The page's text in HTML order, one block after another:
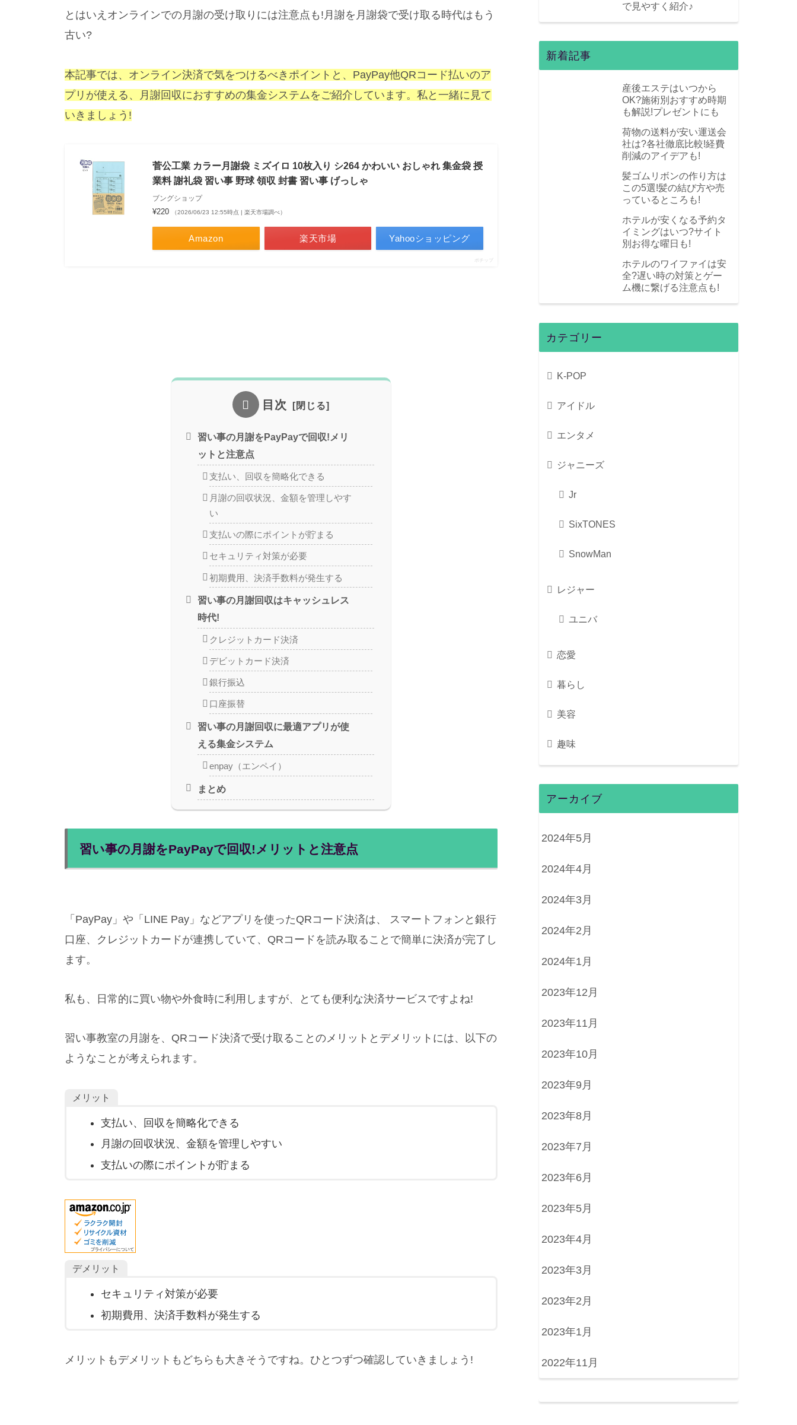
とはいえオンラインでの月謝の受け取りには注意点も!月謝を月謝袋で受け取る時代はもう
古い?
本記事では、オンライン決済で気をつけるべきポイントと、PayPay他QRコード払いのア
プリが使える、月謝回収におすすめの集金システムをご紹介しています。 私と一緒に見て
いきましょう!
菅公工業 カラー月謝袋 ミズイロ 10枚入り シ264 かわいい おしゃれ 集金袋 授
業料 謝礼袋 習い事 野球 領収 封書 習い事 げっしゃ
ブングショップ
¥220 （2026/06/23 12:55時点 | 楽天市場調べ）
Amazon 楽天市場 Yahooショッピング
ポチップ
目次
習い事の月謝をPayPayで回収!メリ
ットと注意点
支払い、回収を簡略化できる
月謝の回収状況、金額を管理しやす
い
支払いの際にポイントが貯まる
セキュリティ対策が必要
初期費用、決済手数料が発生する
習い事の月謝回収はキャッシュレス
時代!
クレジットカード決済
デビットカード決済
銀行振込
口座振替
習い事の月謝回収に最適アプリが使
える集金システム
enpay（エンペイ）
まとめ
習い事の月謝をPayPayで回収!メリットと注意点
「PayPay」や「LINE Pay」などアプリを使ったQRコード決済は、 スマートフォンと銀行
口座、クレジットカードが連携していて、QRコードを読み取ることで簡単に決済が完了し
ます。
私も、日常的に買い物や外食時に利用しますが、とても便利な決済サービスですよね!
習い事教室の月謝を、QRコード決済で受け取ることのメリットとデメリットには、以下の
ようなことが考えられます。
メリット
支払い、回収を簡略化できる
月謝の回収状況、金額を管理しやすい
支払いの際にポイントが貯まる
デメリット
セキュリティ対策が必要
初期費用、決済手数料が発生する
メリットもデメリットもどちらも大きそうですね。ひとつずつ確認していきましょう!
で見やすく紹介♪
新着記事
産後エステはいつから
OK?施術別おすすめ時期
も解説!プレゼントにも
荷物の送料が安い運送会
社は?各社徹底比較!経費
削減のアイデアも!
髪ゴムリボンの作り方は
この5選!髪の結び方や売
っているところも!
ホテルが安くなる予約タ
イミングはいつ?サイト
別お得な曜日も!
ホテルのワイファイは安
全?遅い時の対策とゲー
ム機に繋げる注意点も!
カテゴリー
K-POP
アイドル
エンタメ
ジャニーズ
Jr
SixTONES
SnowMan
レジャー
ユニバ
恋愛
暮らし
美容
趣味
アーカイブ
2024年5月
2024年4月
2024年3月
2024年2月
2024年1月
2023年12月
2023年11月
2023年10月
2023年9月
2023年8月
2023年7月
2023年6月
2023年5月
2023年4月
2023年3月
2023年2月
2023年1月
2022年11月